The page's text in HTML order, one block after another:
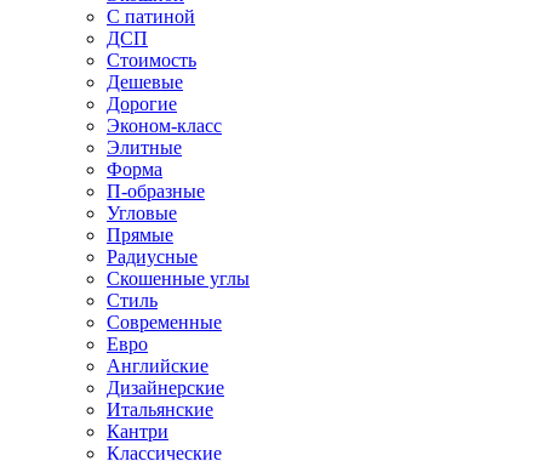
С патиной
ДСП
Стоимость
Дешевые
Дорогие
Эконом-класс
Элитные
Форма
П-образные
Угловые
Прямые
Радиусные
Скошенные углы
Стиль
Современные
Евро
Английские
Дизайнерские
Итальянские
Кантри
Классические